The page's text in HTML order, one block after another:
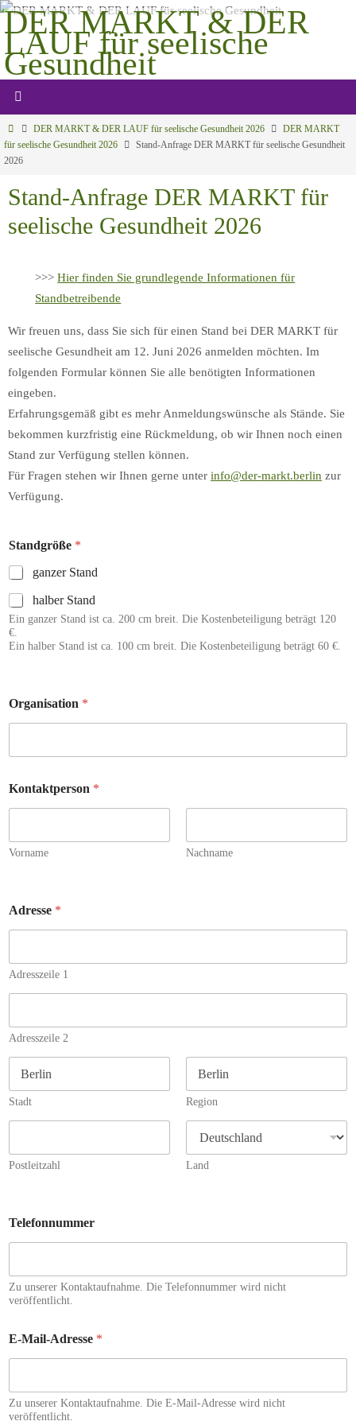
Zum
Inhalt
springen
DER MARKT & DER
LAUF für seelische
Gesundheit
StartDER MARKT & DER LAUF für seelische Gesundheit 2026
DER MARKT
für seelische Gesundheit 2026
Stand-Anfrage DER MARKT für seelische Gesundheit
2026
Stand-Anfrage DER MARKT für
seelische Gesundheit 2026
>>>Hier finden Sie grundlegende Informationen für
Standbetreibende
Wir freuen uns, dass Sie sich für einen Stand bei DER MARKT für
seelische Gesundheit am 12. Juni 2026 anmelden möchten. Im
folgenden Formular können Sie alle benötigten Informationen
eingeben.
Erfahrungsgemäß gibt es mehr Anmeldungswünsche als Stände. Sie
bekommen kurzfristig eine Rückmeldung, ob wir Ihnen noch einen
Stand zur Verfügung stellen können.
Für Fragen stehen wir Ihnen gerne unter info@der-markt.berlin zur
Verfügung.
Standgröße *
ganzer Stand
halber Stand
Ein ganzer Stand ist ca. 200 cm breit. Die Kostenbeteiligung beträgt 120
€.
Ein halber Stand ist ca. 100 cm breit. Die Kostenbeteiligung beträgt 60 €.
Organisation *
Kontaktperson *
Vorname Nachname
Adresse *
Adresszeile 1
Adresszeile 2
Stadt Region
Postleitzahl Land
Telefonnummer
Zu unserer Kontaktaufnahme. Die Telefonnummer wird nicht
veröffentlicht.
E-Mail-Adresse *
Zu unserer Kontaktaufnahme. Die E-Mail-Adresse wird nicht
veröffentlicht.